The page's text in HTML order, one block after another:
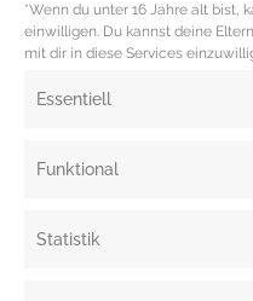
*Wenn du unter 16 Jahre alt bist,
einwilligen. Du kannst deine
mit dir in diese Services
Essentiell
Funktional
Statistik
Travelguide Rom –
Insidertipps für Rom
Temperaturen –
MEHR DAZU »